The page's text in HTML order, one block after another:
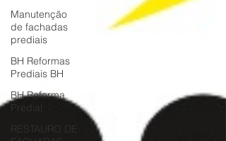
Manutenção
de fachadas
prediais
BH Reformas
Prediais BH
BH Reforma
Predial
RESTAURO DE